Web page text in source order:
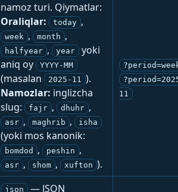
namoz turi. Qiymatlar:
Oraliqlar:
today ,
week , month ,
halfyear , year
yoki
aniq oy
YYYY-MM
(masalan 2025-11 ).
Namozlar: inglizcha
slug:
fajr , dhuhr ,
asr , maghrib , isha
(yoki mos kanonik:
bomdod , peshin ,
asr , shom , xufton ).
11
json
— JSON